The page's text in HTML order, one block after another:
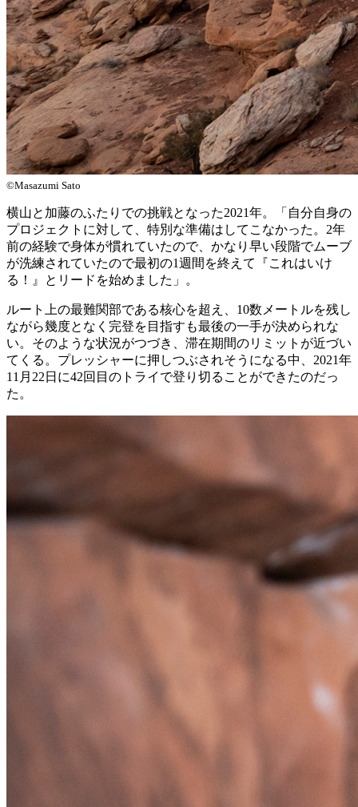
©Masazumi Sato
横山と加藤のふたりでの挑戦となった2021年。「自分自身の
プロジェクトに対して、特別な準備はしてこなかった。2年
前の経験で身体が慣れていたので、かなり早い段階でムーブ
が洗練されていたので最初の1週間を終えて『これはいけ
る！』とリードを始めました」。
ルート上の最難関部である核心を超え、10数メートルを残し
ながら幾度となく完登を目指すも最後の一手が決められな
い。そのような状況がつづき、滞在期間のリミットが近づい
てくる。プレッシャーに押しつぶされそうになる中、2021年
11月22日に42回目のトライで登り切ることができたのだっ
た。